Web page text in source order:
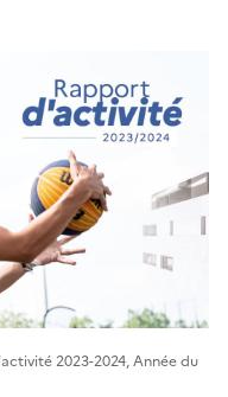
2023-2024, Année du